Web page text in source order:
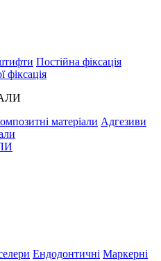
Постійна фіксація
фіксація
матеріали Адгезиви
Ендодонтичні Маркерні